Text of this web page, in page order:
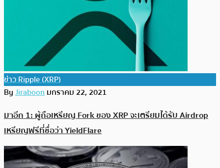
ข่าว Ripple (XRP)
ByJiraboonมกราคม 22, 2021
มาอีก 1: ผู้ถือเหรียญ Fork ของ XRP จะเตรียมได้รับ Airdrop
เหรียญฟรีที่ชื่อว่า YieldFlare